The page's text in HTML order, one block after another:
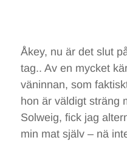
Åkey, nu är det slut
tag.. Av en mycket
väninnan, som
hon är väldigt sträng
Solweig, fick jag
min mat själv – nä